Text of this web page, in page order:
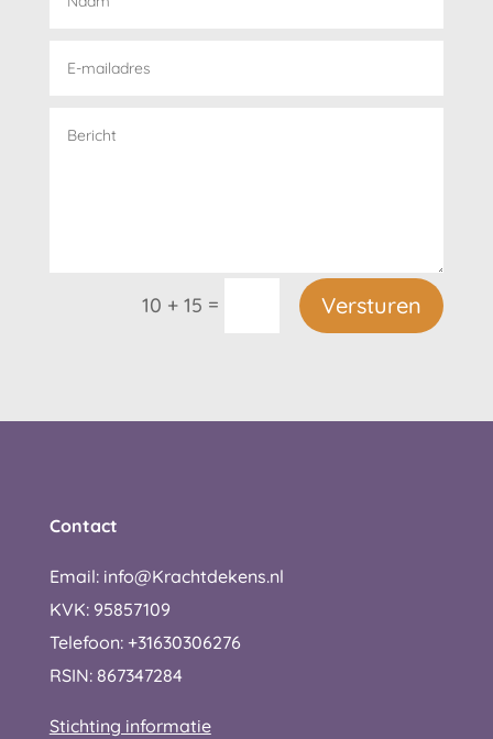
10 + 15 = Versturen
Contact
Email: info@Krachtdekens.nl
KVK: 95857109
Telefoon: +31630306276
RSIN: 867347284
Stichting informatie